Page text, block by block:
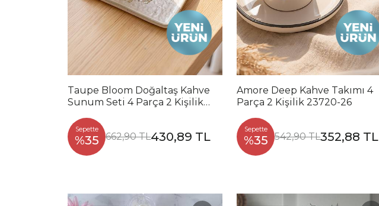
Taupe Bloom Doğaltaş Kahve
Sunum Seti 4 Parça 2 Kişilik
Sepette
%35 662,90 TL430,89 TL
Amore Deep Kahve Takımı 4
Parça 2 Kişilik 23720-26
Sepette
%35 542,90 TL352,88 TL